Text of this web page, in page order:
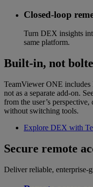
Closed-loop
Turn DEX insights
same platform.
Built-in, not
TeamViewer ONE includes
not as a separate add-on.
from the user’s
without switching tools.
Explore DEX with
Secure remote
Deliver reliable, enterprise-